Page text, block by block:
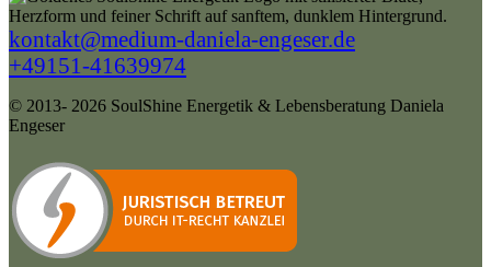
kontakt@medium-daniela-engeser.de
+49151-41639974
© 2013- 2026 SoulShine Energetik & Lebensberatung Daniela
Engeser